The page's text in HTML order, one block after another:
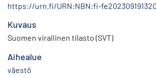
https://urn.fi/URN:NBN:fi-
Kuvaus
Suomen virallinen tilasto (SVT)
Aihealue
väestö